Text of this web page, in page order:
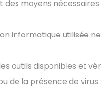
des moyens
informatique utilisée
outils disponibles et
de la présence de virus